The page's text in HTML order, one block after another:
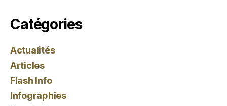
Catégories
Actualités
Articles
Flash Info
Infographies